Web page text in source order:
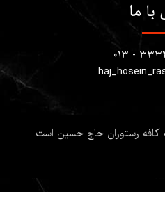
رستوران حاج حسین است.
ما